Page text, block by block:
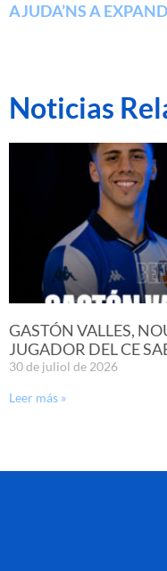
AJUDA’NS A
Noticias
GASTÓN VALLES,
JUGADOR DEL CE
30 de juliol de 2026
Leer más »